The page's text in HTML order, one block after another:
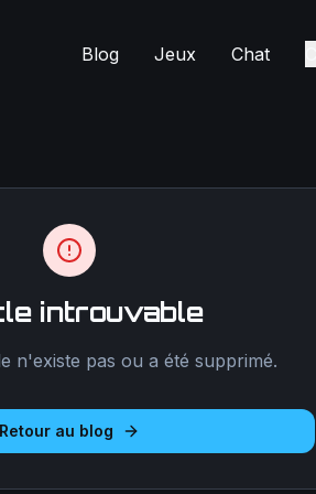
Blog Jeux Chat
introuvable
n'existe pas ou a été supprimé.
Retour au blog